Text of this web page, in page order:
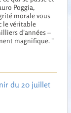
Poggia,
morale vous
le véritable
d'années –
magnifique. "
du 20 juillet